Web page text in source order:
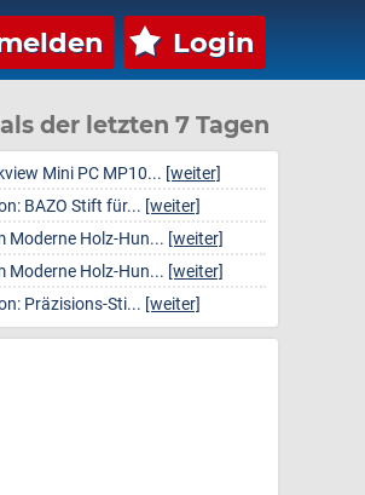
Login
der letzten 7 Tagen
Mini PC MP10... [weiter]
BAZO Stift für... [weiter]
Moderne Holz-Hun... [weiter]
Moderne Holz-Hun... [weiter]
Präzisions-Sti... [weiter]